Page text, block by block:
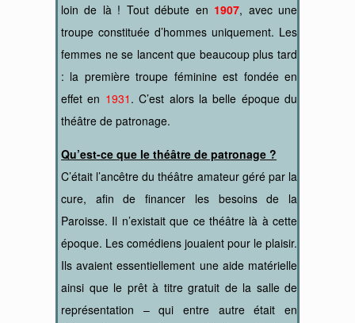
loin de là ! Tout débute en 1907, avec une
troupe constituée d’hommes uniquement. Les
femmes ne se lancent que beaucoup plus tard
: la première troupe féminine est fondée en
effet en 1931 . C’est alors la belle époque du
théâtre de patronage.
Qu’est-ce que le théâtre de patronage ?
C’était l’ancêtre du théâtre amateur géré par la
cure, afin de financer les besoins de la
Paroisse. Il n’existait que ce théâtre là à cette
époque. Les comédiens jouaient pour le plaisir.
Ils avaient essentiellement une aide matérielle
ainsi que le prêt à titre gratuit de la salle de
représentation – qui entre autre était en